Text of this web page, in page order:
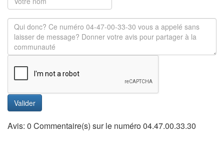
Valider
Avis: 0 Commentaire(s) sur le numéro 04.47.00.33.30